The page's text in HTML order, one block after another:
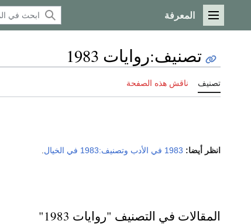
القائمة الرئيسية
المعرفة
تصنيف:روايات 1983
تصنيف ناقش هذه الصفحة
انظر أيضا: 1983 في الأدب وتصنيف:1983 في الخيال
المقالات في التصنيف "روايات 1983"